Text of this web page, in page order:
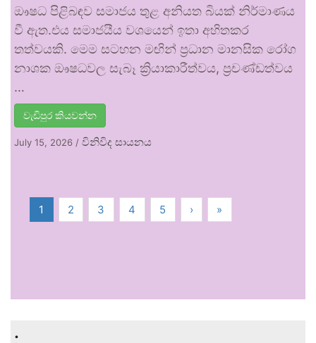
ඖෂධ පිළිබඳව සමාජය තුළ අනියත බියක් නිර්මාණය
වී ඇත.එය සමාජයීය වශයෙන් ඉතා අහිතකර
තත්වයකි. මෙම සටහන මඟින් ප්‍රධාන මානසික රෝග
නාශක ඖෂධවල සැබෑ ක්‍රියාකාරීත්වය, ප්‍රචණ්ඩත්වය
…
වැඩිපුර කියවන්න
July 15, 2026 / විනිවිද සායනය
1 2 3 4 5 › »
.